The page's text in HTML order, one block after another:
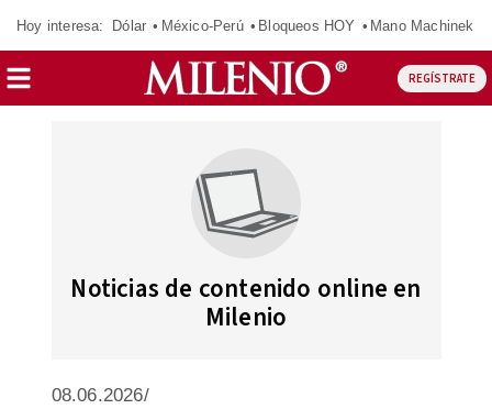
Hoy interesa: Dólar México-Perú Bloqueos HOY Mano Machinek
REGÍSTRATE
Noticias de contenido online en
Milenio
08.06.2026/